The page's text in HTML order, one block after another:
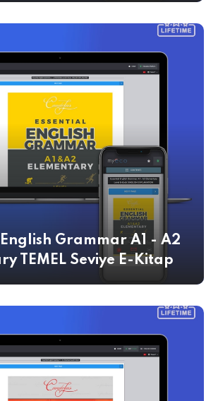
Grammar A1 - A2
TEMEL Seviye E-Kitap